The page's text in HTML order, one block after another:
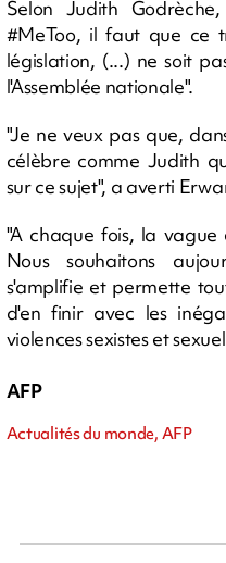
Selon Judith
#MeToo, il faut que ce
législation, (...) ne soit
l'Assemblée nationale".
"Je ne veux pas que,
célèbre comme Judith
sur ce sujet", a averti
"A chaque fois, la
Nous souhaitons
s'amplifie et permette
d'en finir avec les
violences sexistes et
AFP
Actualités du monde, AFP